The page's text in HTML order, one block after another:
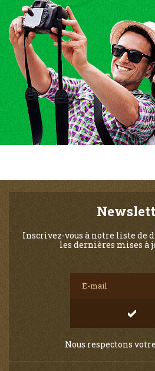
Inscrivez-vous à notre liste de
les dernières mises à
Nous respectons